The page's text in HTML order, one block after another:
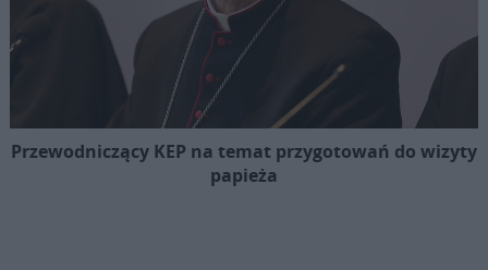
Przewodniczący KEP na temat przygotowań do wizyty
papieża